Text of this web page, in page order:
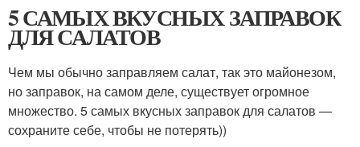
5 САМЫХ ВКУСНЫХ ЗАПРАВОК
ДЛЯ САЛАТОВ
Чем мы обычно заправляем салат, так это майонезом,
но заправок, на самом деле, существует огромное
множество. 5 самых вкусных заправок для салатов —
сохраните себе, чтобы не потерять))